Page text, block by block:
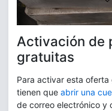
Activación de
gratuitas
Para activar esta oferta
tienen que abrir una
de correo electrónico y